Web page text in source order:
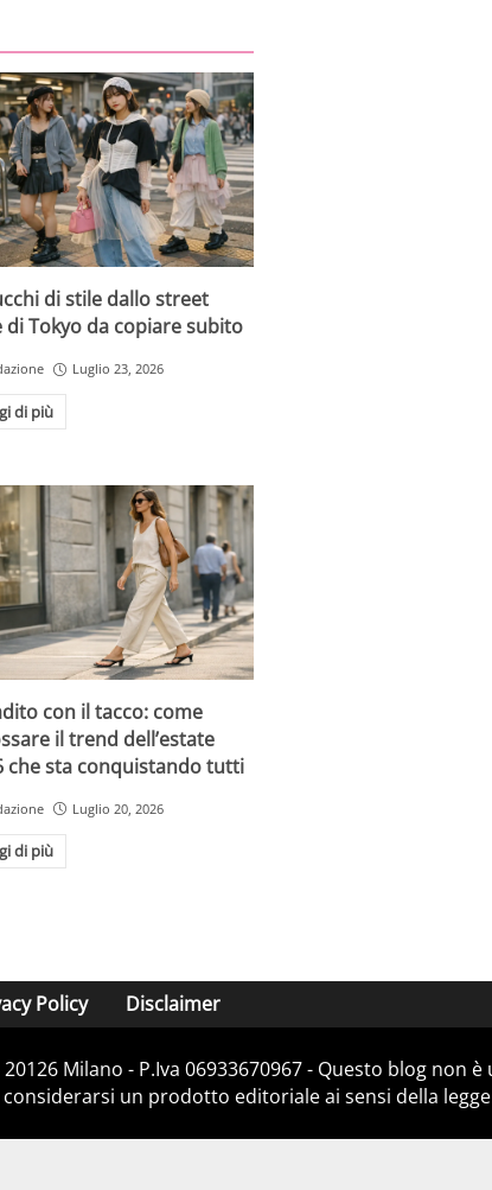
di stile dallo street
di Tokyo da copiare subito
Luglio 23, 2026
di più
con il tacco: come
il trend dell’estate
che sta conquistando tutti
Luglio 20, 2026
di più
Policy Disclaimer
Milano - P.Iva 06933670967 - Questo blog non
un prodotto editoriale ai sensi della legge